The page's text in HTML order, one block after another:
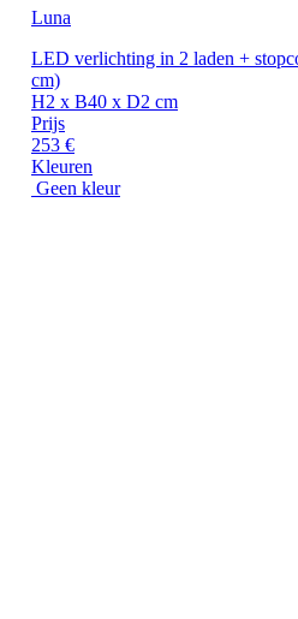
Luna
LED verlichting in 2 laden +
cm)
H2 x B40 x D2 cm
Prijs
253 €
Kleuren
Geen kleur